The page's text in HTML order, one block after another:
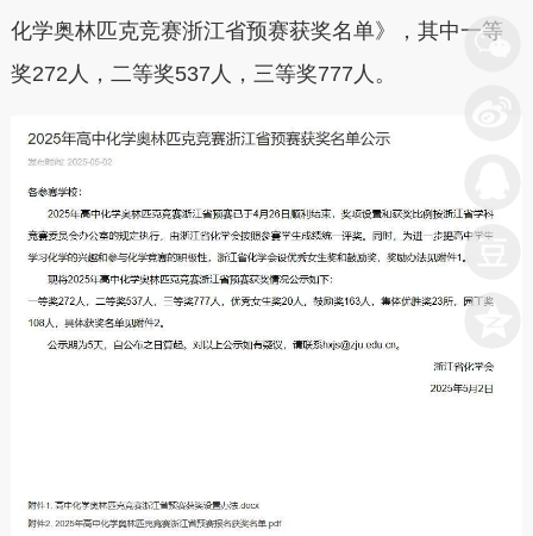
化学奥林匹克竞赛浙江省预赛获奖名单》，其中一等
奖272人，二等奖537人，三等奖777人。